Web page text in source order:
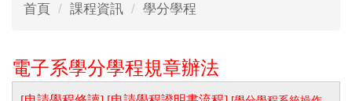
首頁 課程資訊 學分學程
電子系學分學程規章辦法